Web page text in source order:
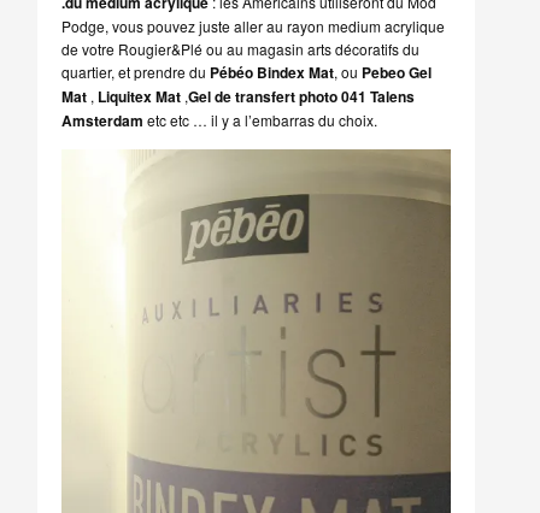
Podge, vous pouvez juste aller au rayon medium acrylique
de votre Rougier&Plé ou au magasin arts décoratifs du
quartier, et prendre du Pébéo Bindex Mat, ou Pebeo Gel
Mat, Liquitex Mat ,Gel de transfert photo 041 Talens
Amsterdam etc etc … il y a l’embarras du choix.